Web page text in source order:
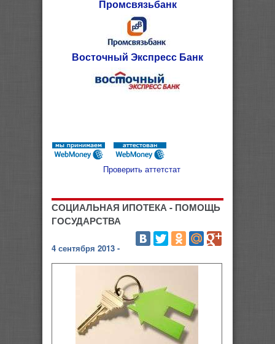
Промсвязьбанк
Восточный Экспресс Банк
Проверить аттетстат
СОЦИАЛЬНАЯ ИПОТЕКА - ПОМОЩЬ
ГОСУДАРСТВА
4 сентября 2013 -